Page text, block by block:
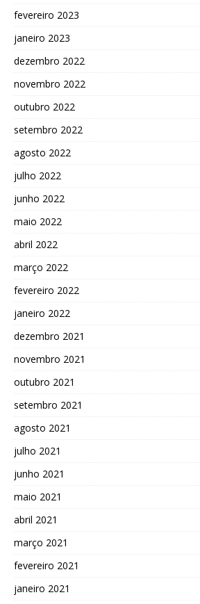
fevereiro 2023
janeiro 2023
dezembro 2022
novembro 2022
outubro 2022
setembro 2022
agosto 2022
julho 2022
junho 2022
maio 2022
abril 2022
março 2022
fevereiro 2022
janeiro 2022
dezembro 2021
novembro 2021
outubro 2021
setembro 2021
agosto 2021
julho 2021
junho 2021
maio 2021
abril 2021
março 2021
fevereiro 2021
janeiro 2021